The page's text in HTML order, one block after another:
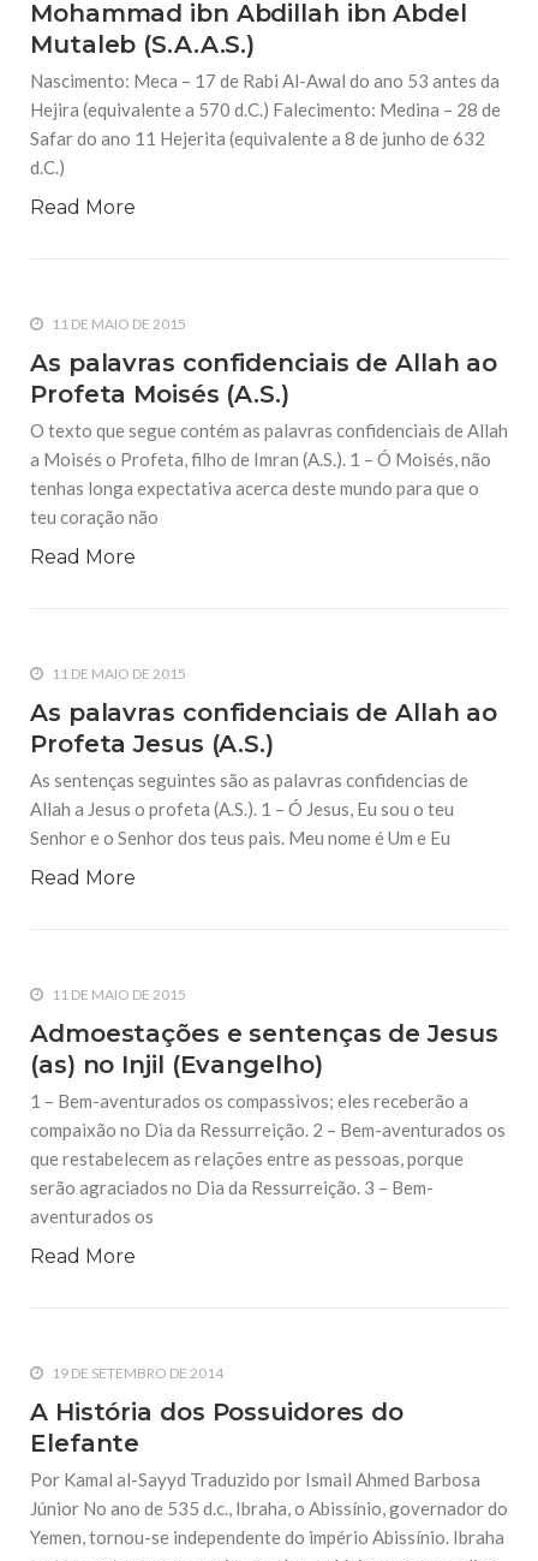
Júnior O Profeta Mohammad (S.A.A.S.) liderou o exército
islâmico no ano 9 da Hijrita. Ele se dirigiu para Tabuk, já que
queria encontrar o exército romano no norte
19 DE SETEMBRO DE 2014
A História do Profeta Abraão (A.S.)
Por Kamal al-Sayyd Traduzido por Ismail Ahmed Barbosa
Júnior Quando a primavera chegava, os rios Tigre e
celebrações ocorriam na cidade de Ur e em outras cidades
Júnior Nosso Profeta Abraão (A.S.) esperava um convidado
sempre os recebia. Ele lhes oferecia água fresca, coalhada
Mohammad ibn Abdillah ibn Abdel
Mutaleb (S.A.A.S.)
Nascimento: Meca – 17 de Rabi Al-Awal do ano 53 antes da
Hejira (equivalente a 570 d.C.) Falecimento: Medina – 28 de
Safar do ano 11 Hejerita (equivalente a 8 de junho de 632
d.C.)
Read More
11 DE MAIO DE 2015
As palavras confidenciais de Allah ao
Profeta Moisés (A.S.)
O texto que segue contém as palavras confidenciais de Allah
a Moisés o Profeta, filho de Imran (A.S.). 1 – Ó Moisés, não
tenhas longa expectativa acerca deste mundo para que o
teu coração não
Read More
11 DE MAIO DE 2015
As palavras confidenciais de Allah ao
Profeta Jesus (A.S.)
As sentenças seguintes são as palavras confidencias de
Allah a Jesus o profeta (A.S.). 1 – Ó Jesus, Eu sou o teu
Senhor e o Senhor dos teus pais. Meu nome é Um e Eu
Read More
11 DE MAIO DE 2015
Admoestações e sentenças de Jesus
(as) no Injil (Evangelho)
1 – Bem-aventurados os compassivos; eles receberão a
compaixão no Dia da Ressurreição. 2 – Bem-aventurados os
que restabelecem as relações entre as pessoas, porque
serão agraciados no Dia da Ressurreição. 3 – Bem-
aventurados os
Read More
19 DE SETEMBRO DE 2014
A História dos Possuidores do
Elefante
Por Kamal al-Sayyd Traduzido por Ismail Ahmed Barbosa
Júnior No ano de 535 d.c., Ibraha, o Abissínio, governador do
Yemen, tornou-se independente do império Abissínio. Ibraha